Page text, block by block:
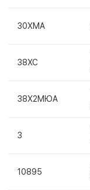
30ХМА
38ХС
38Х2МЮА
3
10895